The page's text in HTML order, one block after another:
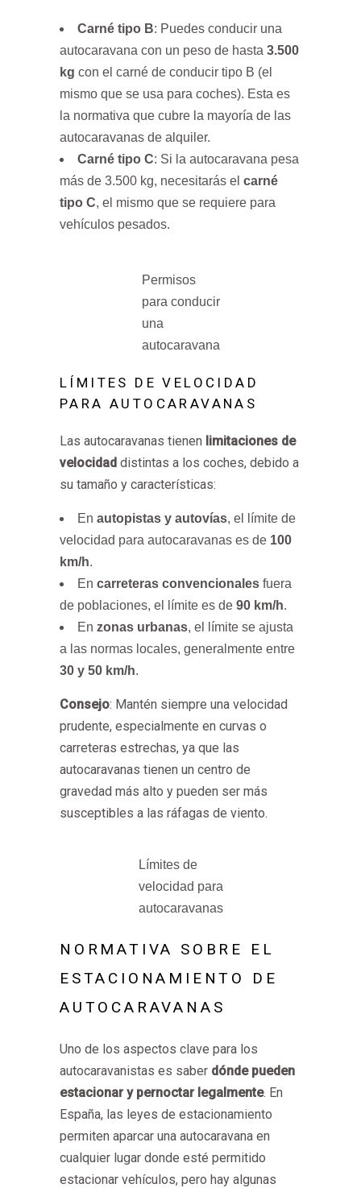
Carné tipo B: Puedes conducir una
autocaravana con un peso de hasta 3.500
kg con el carné de conducir tipo B (el
mismo que se usa para coches). Esta es
la normativa que cubre la mayoría de las
autocaravanas de alquiler.
Carné tipo C: Si la autocaravana pesa
más de 3.500 kg, necesitarás el carné
tipo C, el mismo que se requiere para
vehículos pesados.
Permisos
para conducir
una
autocaravana
LÍMITES DE VELOCIDAD
PARA AUTOCARAVANAS
Las autocaravanas tienen limitaciones de
velocidad distintas a los coches, debido a
su tamaño y características:
En autopistas y autovías, el límite de
velocidad para autocaravanas es de 100
km/h.
En carreteras convencionales fuera
de poblaciones, el límite es de 90 km/h.
En zonas urbanas, el límite se ajusta
a las normas locales, generalmente entre
30 y 50 km/h.
Consejo: Mantén siempre una velocidad
prudente, especialmente en curvas o
carreteras estrechas, ya que las
autocaravanas tienen un centro de
gravedad más alto y pueden ser más
susceptibles a las ráfagas de viento.
Límites de
velocidad para
autocaravanas
NORMATIVA SOBRE EL
ESTACIONAMIENTO DE
AUTOCARAVANAS
Uno de los aspectos clave para los
autocaravanistas es saber dónde pueden
estacionar y pernoctar legalmente. En
España, las leyes de estacionamiento
permiten aparcar una autocaravana en
cualquier lugar donde esté permitido
estacionar vehículos, pero hay algunas